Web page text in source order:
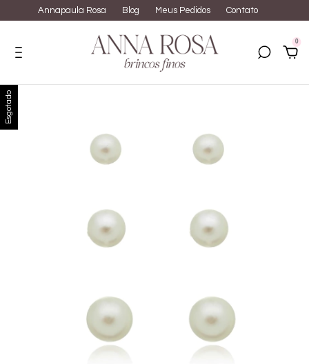
Annapaula Rosa Blog Meus Pedidos Contato
0
Esgotado